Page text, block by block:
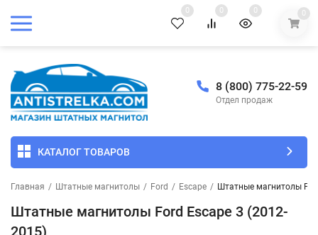
0 0 0 0
8 (800) 775-22-59
Отдел продаж
КАТАЛОГ ТОВАРОВ
Главная / Штатные магнитолы / Ford / Escape / Штатные магнитолы
Штатные магнитолы Ford Escape 3 (2012-
2015)